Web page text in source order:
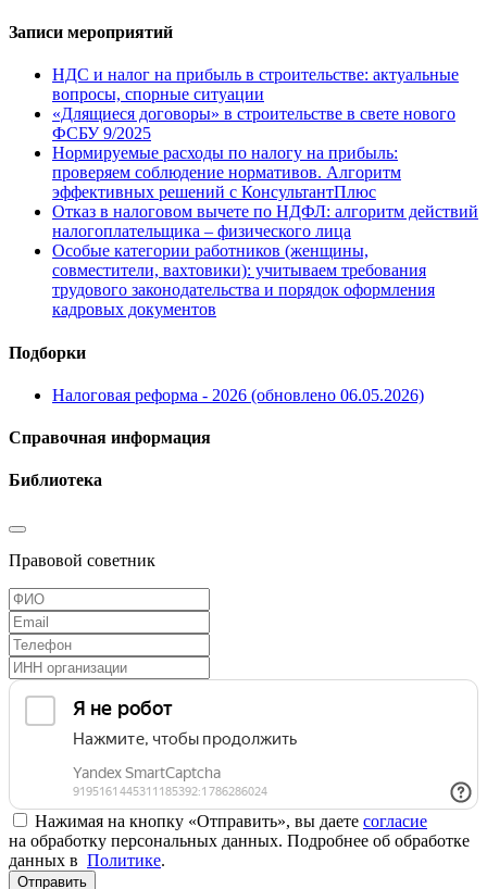
Записи мероприятий
НДС и налог на прибыль в строительстве: актуальные
вопросы, спорные ситуации
«Длящиеся договоры» в строительстве в свете нового
ФСБУ 9/2025
Нормируемые расходы по налогу на прибыль:
проверяем соблюдение нормативов. Алгоритм
эффективных решений с КонсультантПлюс
Отказ в налоговом вычете по НДФЛ: алгоритм действий
налогоплательщика – физического лица
Особые категории работников (женщины,
совместители, вахтовики): учитываем требования
трудового законодательства и порядок оформления
кадровых документов
Подборки
Налоговая реформа - 2026 (обновлено 06.05.2026)
Справочная информация
Библиотека
Правовой советник
Нажимая на кнопку «Отправить», вы даете согласие
на обработку персональных данных. Подробнее об обработке
данных в Политике.
Отправить